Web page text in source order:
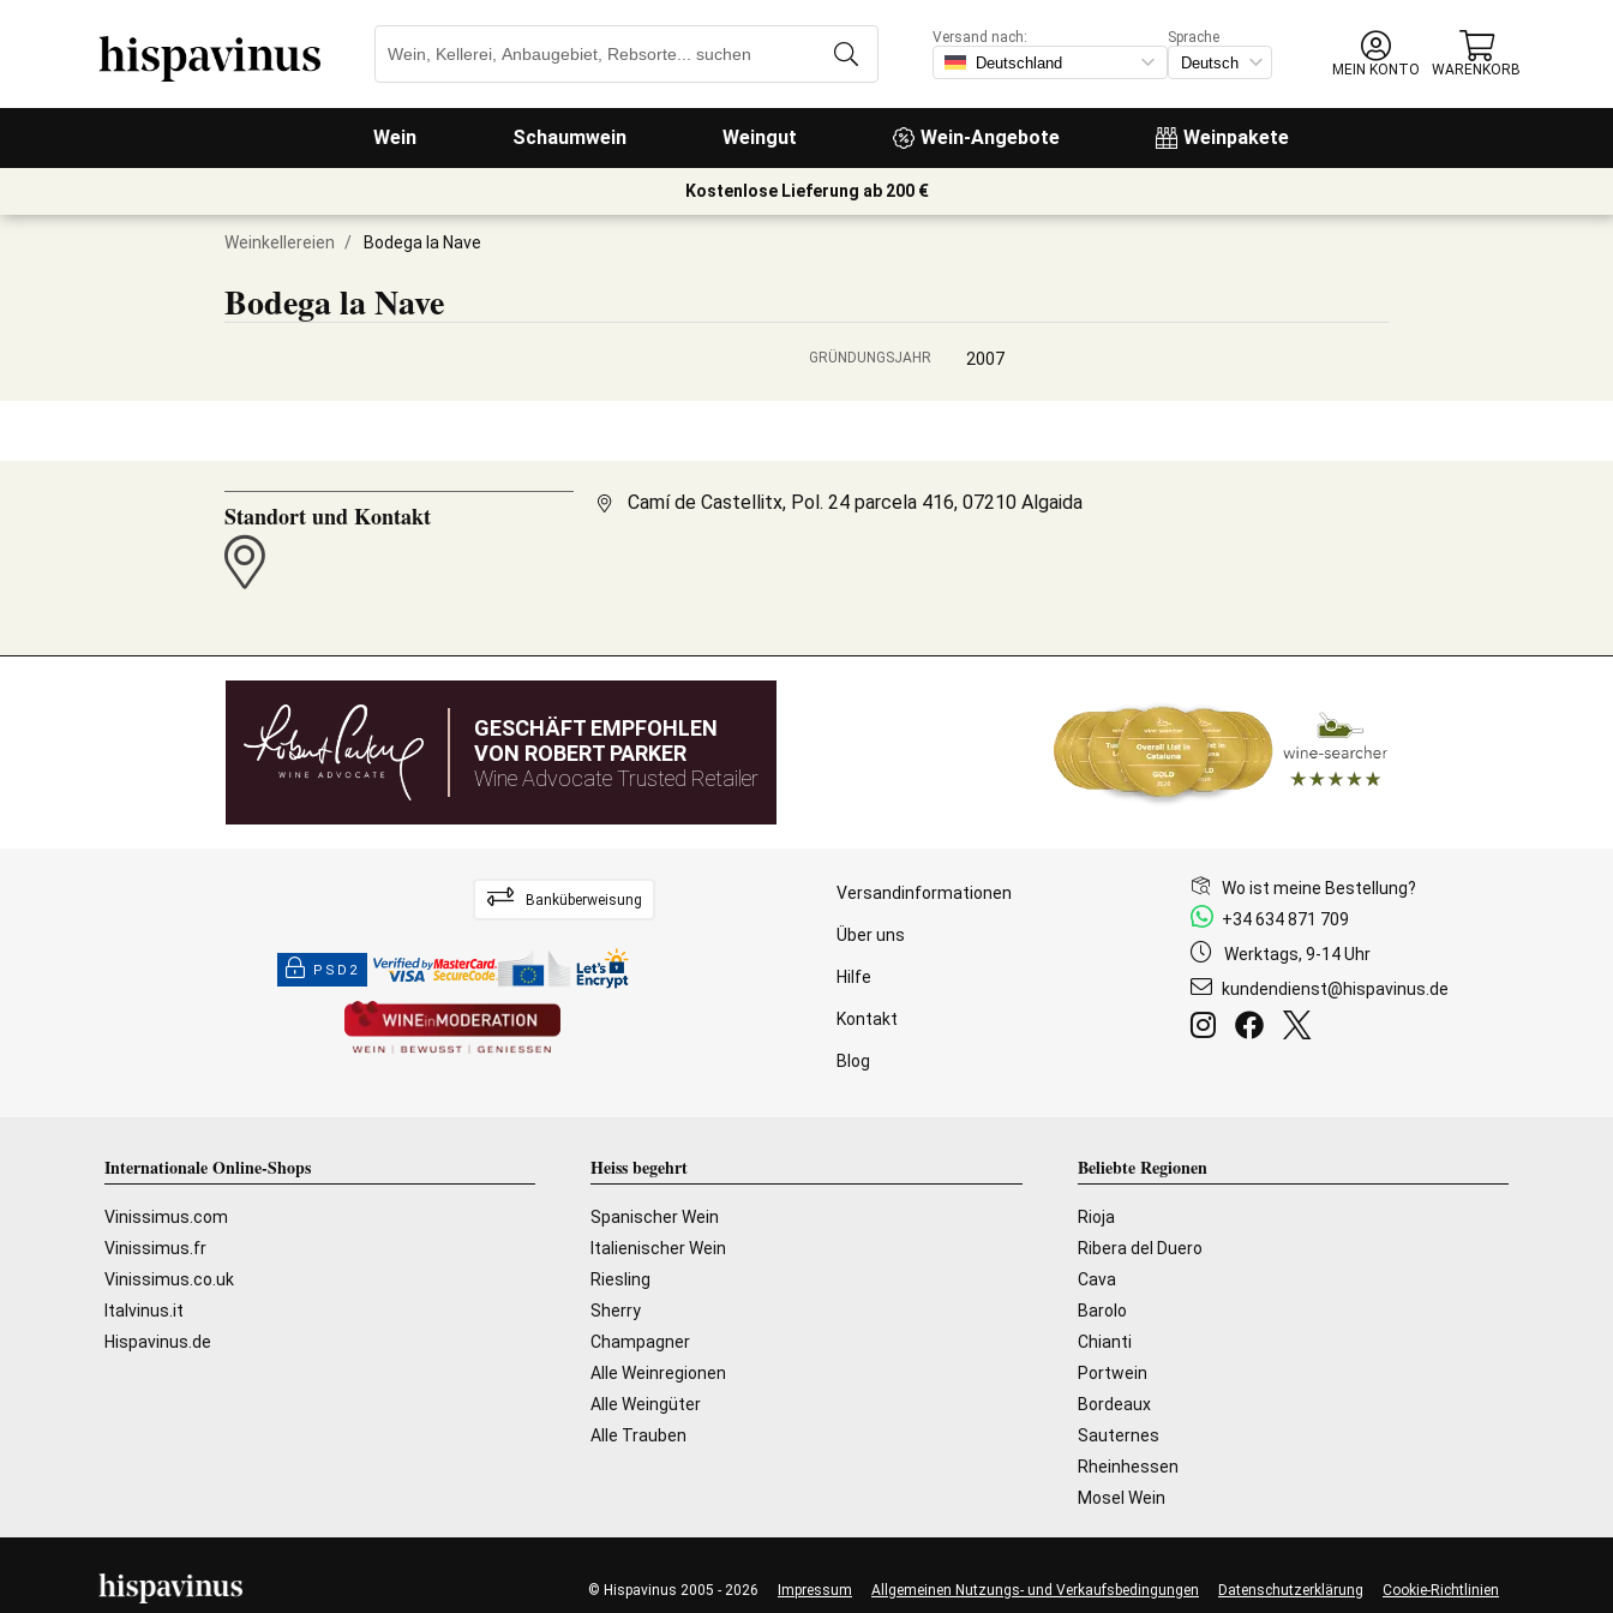
Wein Schaumwein Weingut Wein-Angebote Weinpakete
Versand nach:
Sprache
MEIN KONTO
WARENKORB
Kostenlose Lieferung ab 200 €
Weinkellereien / Bodega la Nave
Bodega la Nave
GRÜNDUNGSJAHR 2007
Standort und Kontakt Camí de Castellitx, Pol. 24 parcela 416, 07210 Algaida
GESCHÄFT EMPFOHLEN
VON ROBERT PARKER
Wine Advocate Trusted Retailer
Banküberweisung
PSD2
Versandinformationen
Über uns
Hilfe
Kontakt
Blog
Wo ist meine Bestellung?
+34 634 871 709
Werktags, 9-14 Uhr
kundendienst@hispavinus.de
Internationale Online-Shops
Vinissimus.com
Vinissimus.fr
Vinissimus.co.uk
Italvinus.it
Hispavinus.de
Heiss begehrt
Spanischer Wein
Italienischer Wein
Riesling
Sherry
Champagner
Alle Weinregionen
Alle Weingüter
Alle Trauben
Beliebte Regionen
Rioja
Ribera del Duero
Cava
Barolo
Chianti
Portwein
Bordeaux
Sauternes
Rheinhessen
Mosel Wein
© Hispavinus 2005 - 2026 Impressum Allgemeinen Nutzungs- und Verkaufsbedingungen Datenschutzerklärung Cookie-Richtlinien